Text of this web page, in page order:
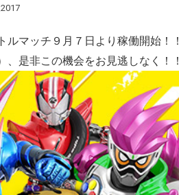
マッチ９月７日より稼働開始！！
是非この機会をお見逃しなく！！